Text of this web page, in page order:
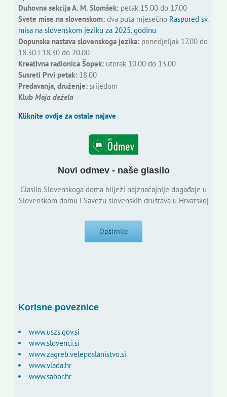
Duhovna sekcija A. M. Slomšek:petak 15.00 do 17.00
Svete mise na slovenskom:dva puta mjesečno Raspored sv.
misa na slovenskom jeziku za 2025. godinu
Dopunska nastava slovenskoga jezika:ponedjeljak 17.00 do
18.30 i 18.30 do 20.00
Kreativna radionica Šopek:utorak 10.00 do 13.00
Susreti Prvi petak:18.00
Predavanja, druženje:srijedom
Klub Moja dežela
Kliknite ovdje za ostale najave
Novi odmev - naše glasilo
Glasilo Slovenskoga doma bilježi najznačajnije događaje u
Slovenskom domu i Savezu slovenskih društava u Hrvatskoj
Opširnije
Korisne poveznice
www.uszs.gov.si
www.slovenci.si
www.zagreb.veleposlanistvo.si
www.vlada.hr
www.sabor.hr